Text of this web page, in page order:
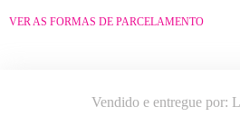
VER AS FORMAS DE PARCELAMENTO
Vendido e entregue por: